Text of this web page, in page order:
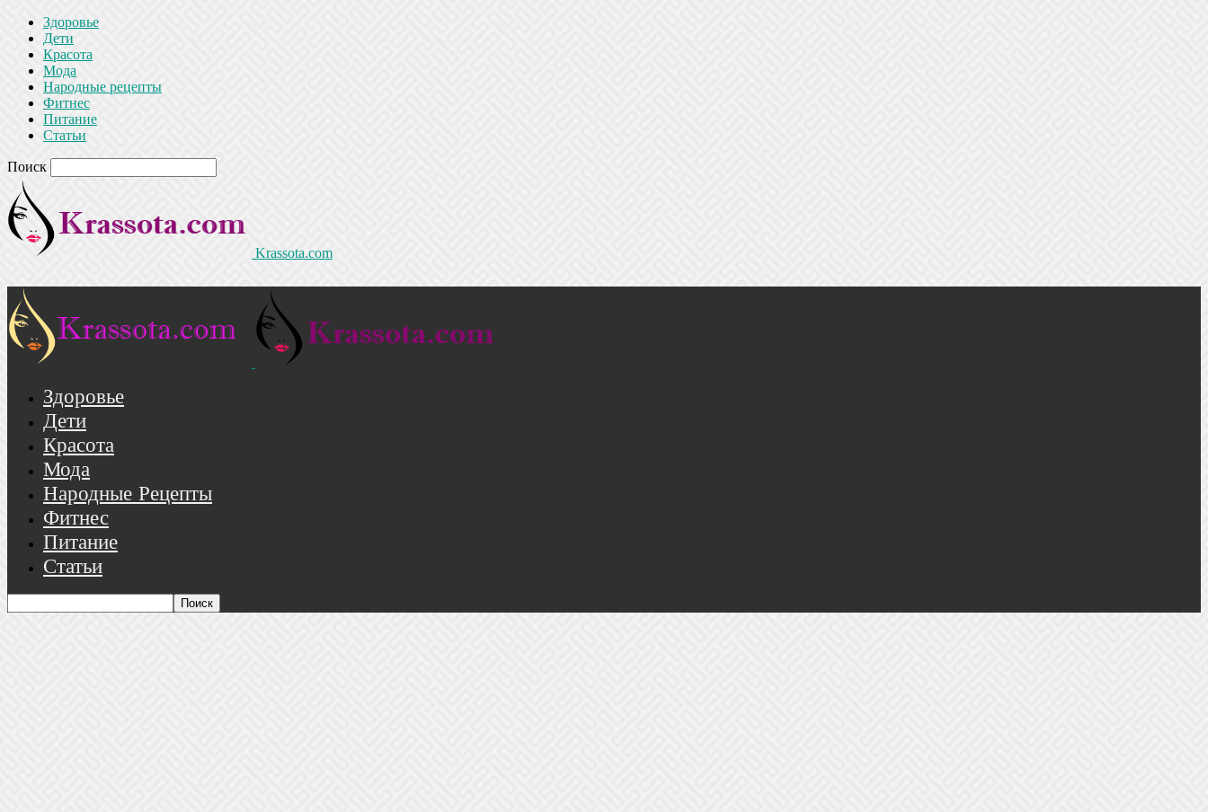
Здоровье
Дети
Красота
Мода
Народные рецепты
Фитнес
Питание
Статьи
Поиск
Krassota.com
Здоровье
Дети
Красота
Мода
Народные Рецепты
Фитнес
Питание
Статьи